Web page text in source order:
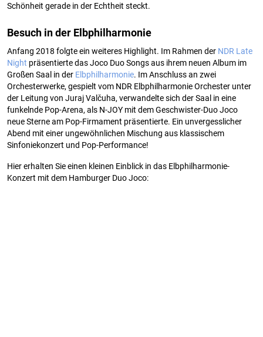
Schönheit gerade in der Echtheit steckt.
Besuch in der Elbphilharmonie
Anfang 2018 folgte ein weiteres Highlight. Im Rahmen der NDR Late
Night präsentierte das Joco Duo Songs aus ihrem neuen Album im
Großen Saal in der Elbphilharmonie. Im Anschluss an zwei
Orchesterwerke, gespielt vom NDR Elbphilharmonie Orchester unter
der Leitung von Juraj Valčuha, verwandelte sich der Saal in eine
funkelnde Pop-Arena, als N-JOY mit dem Geschwister-Duo Joco
neue Sterne am Pop-Firmament präsentierte. Ein unvergesslicher
Abend mit einer ungewöhnlichen Mischung aus klassischem
Sinfoniekonzert und Pop-Performance!
Hier erhalten Sie einen kleinen Einblick in das Elbphilharmonie-
Konzert mit dem Hamburger Duo Joco: